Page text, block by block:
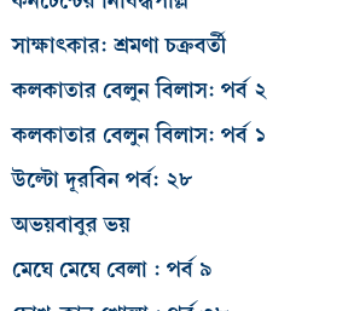
সাক্ষাৎকার: শ্রমণা চক্রবর্তী
কলকাতার বেলুন বিলাস: পর্ব ২
কলকাতার বেলুন বিলাস: পর্ব ১
উল্টো দূরবিন পর্ব: ২৮
অভয়বাবুর ভয়
মেঘে মেঘে বেলা : পর্ব ৯